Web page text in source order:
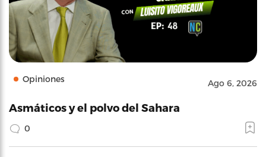
Opiniones Ago 6, 2026
Asmáticos y el polvo del Sahara
0